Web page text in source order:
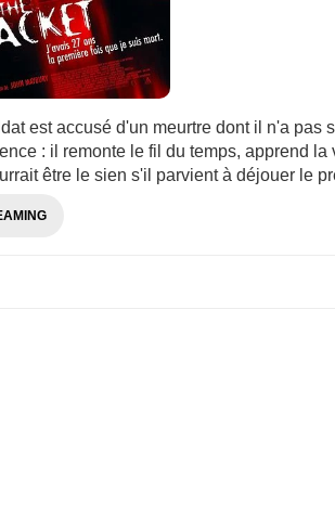
est accusé d'un meurtre dont il n'a pas
: il remonte le fil du temps, apprend
être le sien s'il parvient à déjouer le